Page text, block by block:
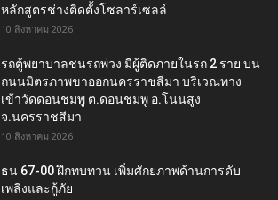
หลักสูตรช่างติดตั้งโซลาร์เซลล์
10 สิงหาคม 2026
รถตู้พยาบาลชนรถพ่วง มีผู้ติดภายในรถ 2 ราย บน
ถนนมิตรภาพขาออกนครราชสีมา บริเวณทาง
เข้าวัดดอนชมพู ต.ดอนชมพู อ.โนนสูง
จ.นครราชสีมา
10 สิงหาคม 2026
ธน 67-00 ฝึกทบทวน เพิ่มศักยภาพด้านการดับ
เพลิงและกู้ภัย